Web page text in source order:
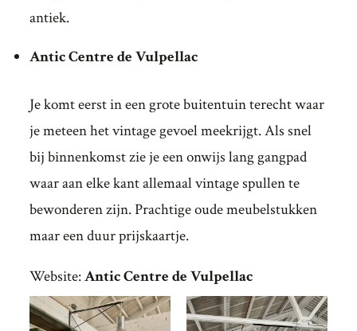
antiek.
Antic Centre de Vulpellac
Je komt eerst in een grote buitentuin terecht waar
je meteen het vintage gevoel meekrijgt. Als snel
bij binnenkomst zie je een onwijs lang gangpad
waar aan elke kant allemaal vintage spullen te
bewonderen zijn. Prachtige oude meubelstukken
maar een duur prijskaartje.
Website:Antic Centre de Vulpellac